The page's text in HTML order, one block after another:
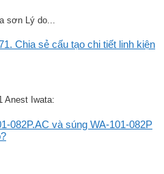
sơn Lý do...
Chia sẻ cấu tạo chi tiết linh kiện
Anest Iwata:
082P.AC và súng WA-101-082P